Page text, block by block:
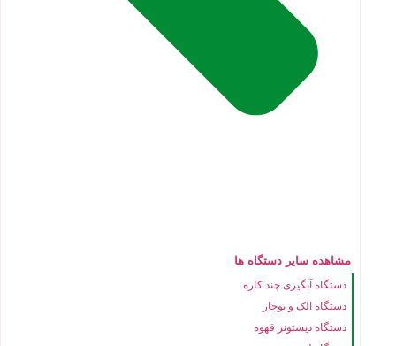
مشاهده سایر دستگاه ها
دستگاه آبگیری چند کاره
دستگاه الک و بوجار
دستگاه دیستونر قهوه